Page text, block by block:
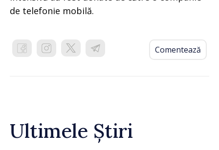
de telefonie mobilă.
Comentează
Ultimele Știri